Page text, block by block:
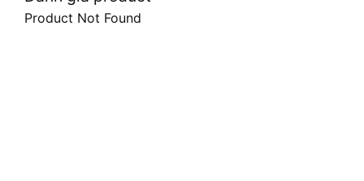
Product Not Found